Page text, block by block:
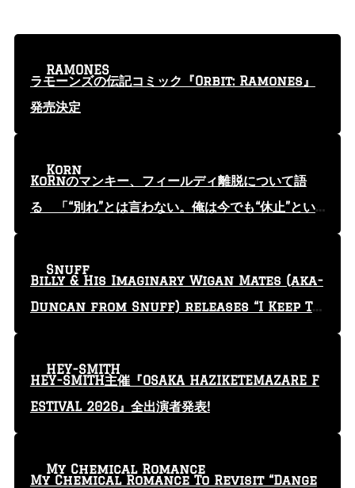
ラモーンズの伝記コミック『Orbit: Ramones』
発売決定
RAMONES
KoRnのマンキー、フィールディ離脱について語
る 「“別れ”とは言わない。俺は今でも“休止”とい
Korn
Billy & His Imaginary Wigan Mates (aka-
Duncan from Snuff) releases “I Keep Tr
Snuff
HEY-SMITH主催『OSAKA HAZIKETEMAZARE F
ESTIVAL 2026』全出演者発表!
HEY-SMITH
My Chemical Romance To Revisit “Dange
My Chemical Romance